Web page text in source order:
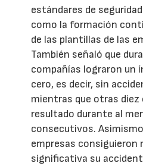
estándares de
como la formación
de las plantillas de las
También señaló que
compañías lograron un
cero, es decir, sin
mientras que otras
resultado durante al
consecutivos.
empresas consiguieron
significativa su